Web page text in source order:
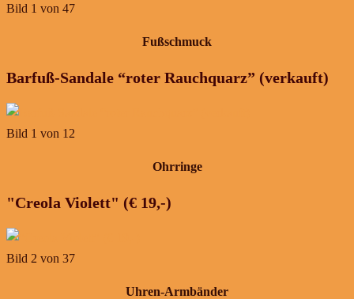
Bild 1 von 47
Fußschmuck
Barfuß-Sandale “roter Rauchquarz” (verkauft)
Bild 1 von 12
Ohrringe
"Creola Violett" (€ 19,-)
Bild 2 von 37
Uhren-Armbänder